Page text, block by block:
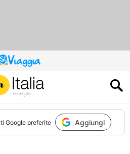
QUESTO
SITO
CONTRIBUISCE
ALL’AUDIENCE
DI
Google preferite Aggiungi